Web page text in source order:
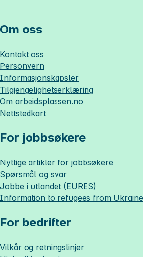
Om oss
Kontakt oss
Personvern
Informasjonskapsler
Tilgjengelighetserklæring
Om arbeidsplassen.no
Nettstedkart
For jobbsøkere
Nyttige artikler for jobbsøkere
Spørsmål og svar
Jobbe i utlandet (EURES)
Information to refugees from Ukraine
For bedrifter
Vilkår og retningslinjer